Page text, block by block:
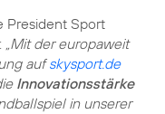
President Sport
„Mit der europaweit
aufskysport.de
Innovationsstärke
in unserer